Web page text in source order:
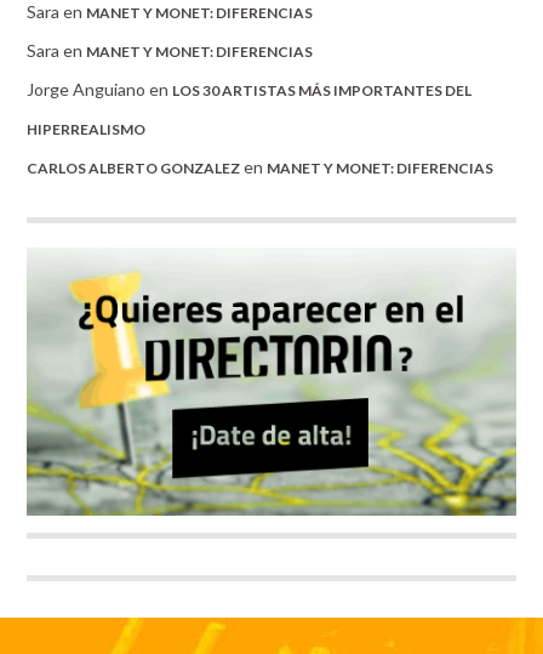
Sara en MANET Y MONET: DIFERENCIAS
Sara en MANET Y MONET: DIFERENCIAS
Jorge Anguiano en LOS 30 ARTISTAS MÁS IMPORTANTES DEL
HIPERREALISMO
CARLOS ALBERTO GONZALEZ en MANET Y MONET: DIFERENCIAS